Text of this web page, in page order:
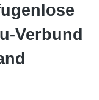
Verbund